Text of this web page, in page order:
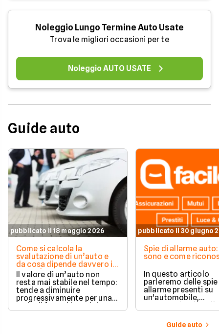
Noleggio Lungo Termine Auto Usate
Trova le migliori occasioni per te
Noleggio AUTO USATE
Guide auto
pubblicato il 18 maggio 2026
Come si calcola la
svalutazione di un’auto e
da cosa dipende davvero il
suo valore
Il valore di un’auto non
resta mai stabile nel tempo:
tende a diminuire
progressivamente per una
serie di fattori legati sia
all’utilizzo quotidiano sia
pubblicato il 30 giugno
Spie di allarme
sono e come
In questo articolo
parleremo delle
allarme presenti su
un'automobile,
comprendendone il
significato una per
questo modo sarà
sapere quale
Guide auto